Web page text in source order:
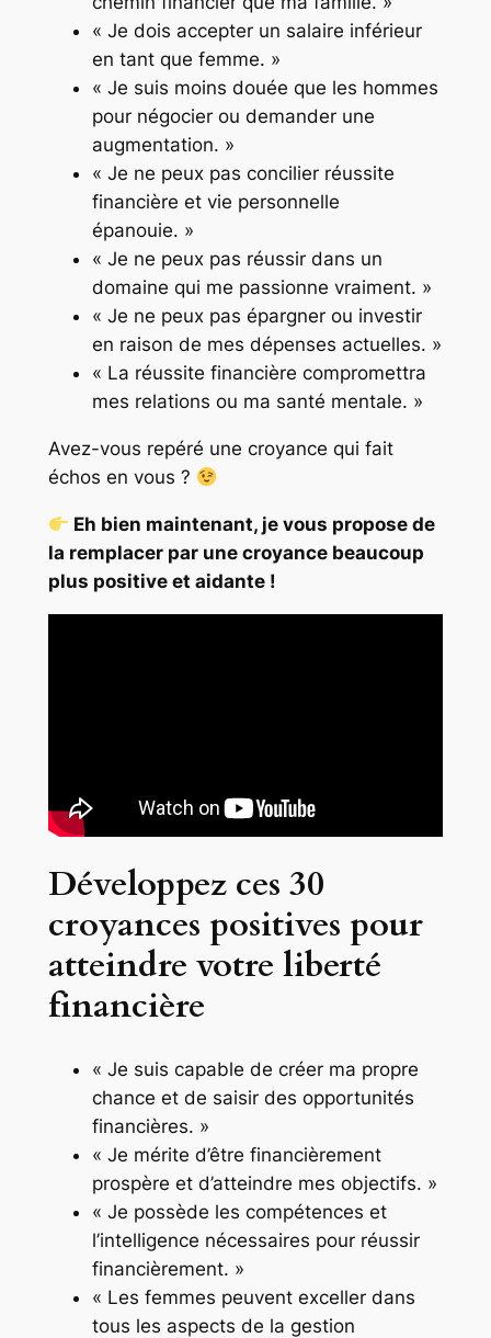
« Je dois accepter un salaire inférieur
en tant que femme. »
« Je suis moins douée que les hommes
pour négocier ou demander une
augmentation. »
« Je ne peux pas concilier réussite
financière et vie personnelle
épanouie. »
« Je ne peux pas réussir dans un
domaine qui me passionne vraiment. »
« Je ne peux pas épargner ou investir
en raison de mes dépenses actuelles. »
« La réussite financière compromettra
mes relations ou ma santé mentale. »
Avez-vous repéré une croyance qui fait
échos en vous ?
Eh bien maintenant, je vous propose de
la remplacer par une croyance beaucoup
plus positive et aidante !
Développez ces 30
croyances positives pour
atteindre votre liberté
financière
« Je suis capable de créer ma propre
chance et de saisir des opportunités
financières. »
« Je mérite d’être financièrement
prospère et d’atteindre mes objectifs. »
« Je possède les compétences et
l’intelligence nécessaires pour réussir
financièrement. »
« Les femmes peuvent exceller dans
tous les aspects de la gestion